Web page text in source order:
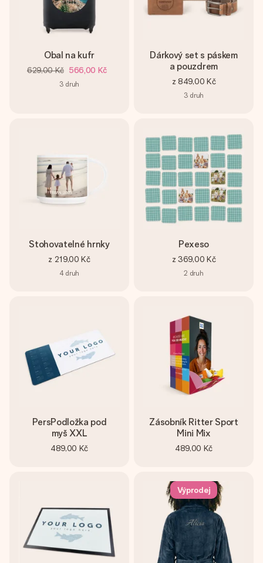
Obal na kufr
629,00 Kč 566,00 Kč
3 druh
Dárkový set s páskem
a pouzdrem
z 849,00 Kč
3 druh
Stohovatelné hrnky
z 219,00 Kč
4 druh
Pexeso
z 369,00 Kč
2 druh
PersPodložka pod
myš XXL
489,00 Kč
Zásobník Ritter Sport
Mini Mix
489,00 Kč
Výprodej